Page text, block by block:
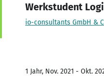
Werkstudent
io-consultants GmbH &
1 Jahr, Nov. 2021 - Okt.